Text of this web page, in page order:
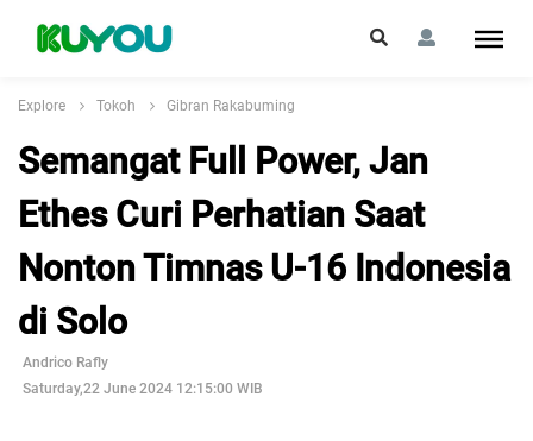
Explore Tokoh Gibran Rakabuming
Semangat Full Power, Jan
Ethes Curi Perhatian Saat
Nonton Timnas U-16 Indonesia
di Solo
Andrico Rafly
Saturday,22 June 2024 12:15:00 WIB